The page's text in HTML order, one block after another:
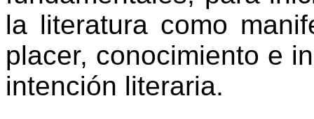
la literatura como
placer, conocimiento e
intención literaria.